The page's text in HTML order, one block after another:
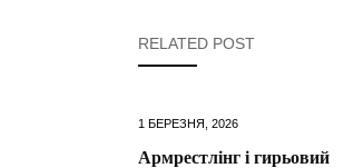
RELATED POST
1 БЕРЕЗНЯ, 2026
Армрестлінг і гирьовий